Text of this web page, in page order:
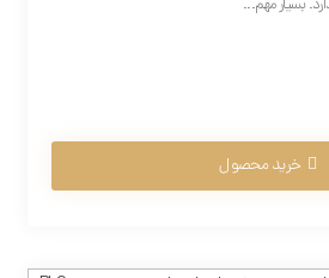
خرید محصول